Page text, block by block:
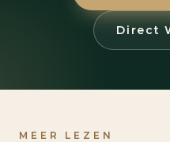
Direct
MEER LEZEN